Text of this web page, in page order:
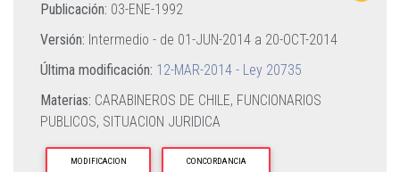
Publicación: 03-ENE-1992
Versión: Intermedio - de 01-JUN-2014 a 20-OCT-2014
Última modificación: 12-MAR-2014 - Ley 20735
Materias: CARABINEROS DE CHILE, FUNCIONARIOS
PUBLICOS, SITUACION JURIDICA
MODIFICACION CONCORDANCIA